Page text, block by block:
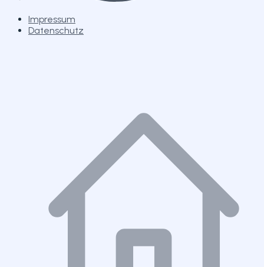
Impressum
Datenschutz